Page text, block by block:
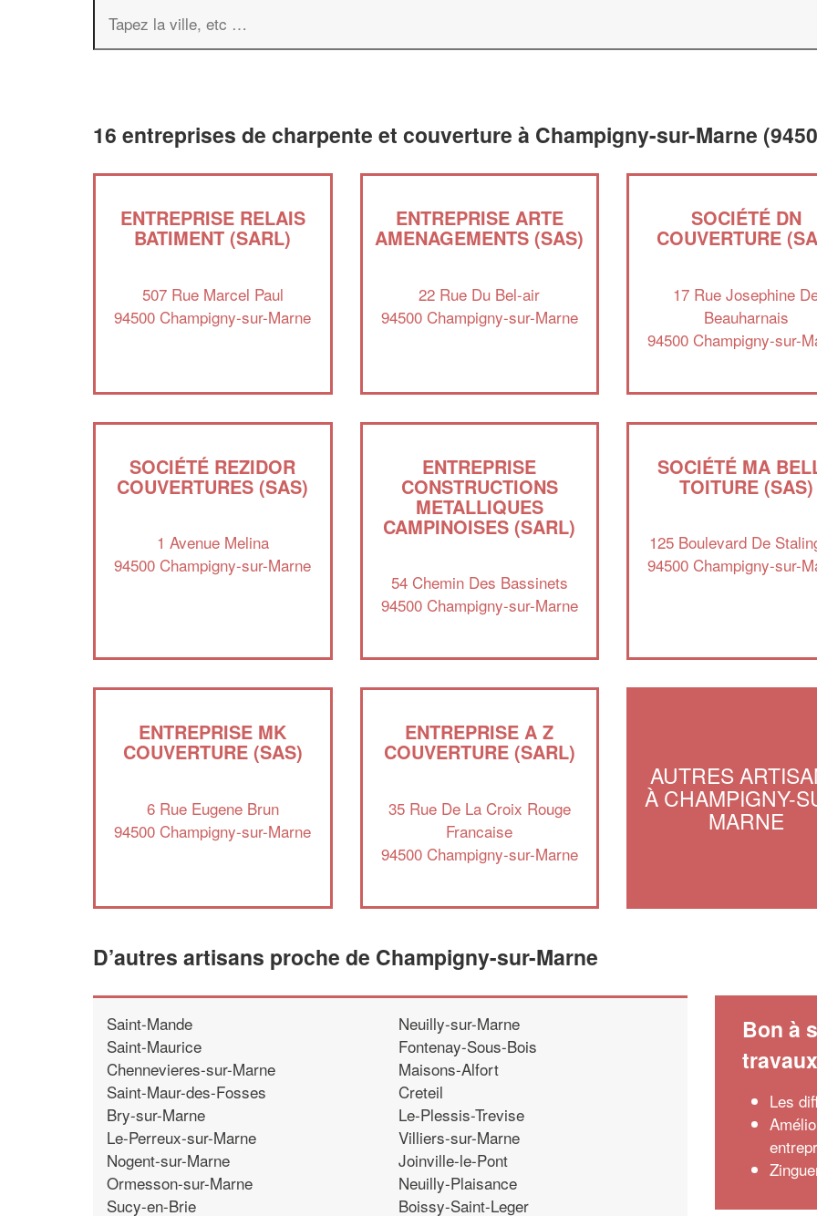
16 entreprises de charpente et couverture à Champigny-sur-Marne
ENTREPRISE RELAIS
BATIMENT (SARL)
507 Rue Marcel Paul
94500 Champigny-sur-Marne
ENTREPRISE ARTE
AMENAGEMENTS (SAS)
22 Rue Du Bel-air
94500 Champigny-sur-Marne
SOCIÉTÉ DN
COUVERTURE
17 Rue Josephine
Beauharnais
94500 Champigny-sur-
SOCIÉTÉ REZIDOR
COUVERTURES (SAS)
1 Avenue Melina
94500 Champigny-sur-Marne
ENTREPRISE
CONSTRUCTIONS
METALLIQUES
CAMPINOISES (SARL)
54 Chemin Des Bassinets
94500 Champigny-sur-Marne
SOCIÉTÉ MA
TOITURE (SAS)
125 Boulevard De
94500 Champigny-sur-
ENTREPRISE MK
COUVERTURE (SAS)
6 Rue Eugene Brun
94500 Champigny-sur-Marne
ENTREPRISE A Z
COUVERTURE (SARL)
35 Rue De La Croix Rouge
Francaise
94500 Champigny-sur-Marne
AUTRES
À CHAMPIGNY-
MARNE
D’autres artisans proche de Champigny-sur-Marne
Saint-Mande
Saint-Maurice
Chennevieres-sur-Marne
Saint-Maur-des-Fosses
Bry-sur-Marne
Le-Perreux-sur-Marne
Nogent-sur-Marne
Ormesson-sur-Marne
Sucy-en-Brie
Neuilly-sur-Marne
Fontenay-Sous-Bois
Maisons-Alfort
Creteil
Le-Plessis-Trevise
Villiers-sur-Marne
Joinville-le-Pont
Neuilly-Plaisance
Boissy-Saint-Leger
Bon à
travaux
Les